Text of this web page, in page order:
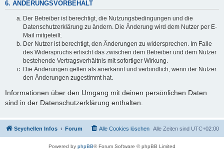
6. ÄNDERUNGSVORBEHALT
Der Betreiber ist berechtigt, die Nutzungsbedingungen und die
Datenschutzerklärung zu ändern. Die Änderung wird dem Nutzer per E-
Mail mitgeteilt.
Der Nutzer ist berechtigt, den Änderungen zu widersprechen. Im Falle
des Widerspruchs erlischt das zwischen dem Betreiber und dem Nutzer
bestehende Vertragsverhältnis mit sofortiger Wirkung.
Die Änderungen gelten als anerkannt und verbindlich, wenn der Nutzer
den Änderungen zugestimmt hat.
Informationen über den Umgang mit deinen persönlichen Daten
sind in der Datenschutzerklärung enthalten.
Seychellen Infos Forum Alle Zeiten sind UTC+02:00
Alle Cookies löschen
Powered by phpBB® Forum Software © phpBB Limited